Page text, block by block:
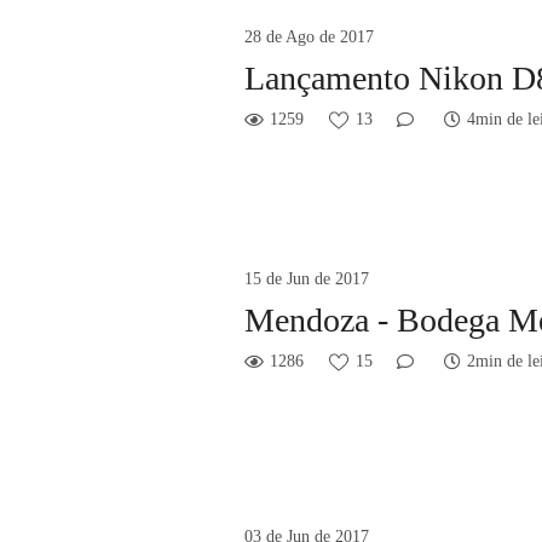
28 de Ago de 2017
Lançamento Nikon
1259 13 4min de
15 de Jun de 2017
Mendoza - Bodega
1286 15 2min de
03 de Jun de 2017